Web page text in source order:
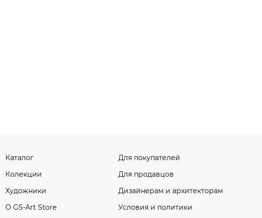
Каталог
Колекции
Художники
О GS-Art Store
Для покупателей
Для продавцов
Дизайнерам и архитекторам
Условия и политики